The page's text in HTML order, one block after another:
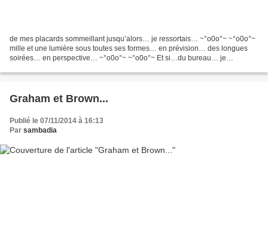
de mes placards sommeillant jusqu’alors… je ressortais… ~°o0o°~ ~°o0o°~
mille et une lumière sous toutes ses formes… en prévision… des longues
soirées… en perspective… ~°o0o°~ ~°o0o°~ Et si…du bureau… je
Graham et Brown...
Publié le 07/11/2014 à 16:13
Par sambadia